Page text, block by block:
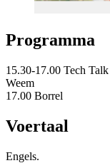
Programma
15.30-17.00 Tech
Weem
17.00 Borrel
Voertaal
Engels.